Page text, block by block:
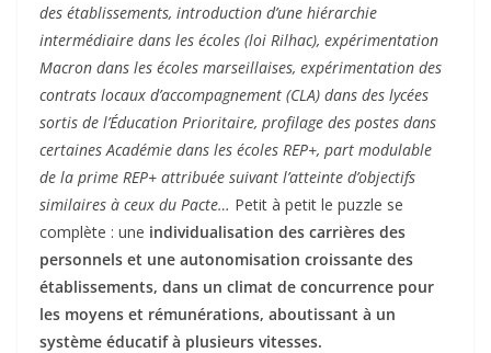
des établissements, introduction d’une hiérarchie
intermédiaire dans les écoles (loi Rilhac), expérimentation
Macron dans les écoles marseillaises, expérimentation des
contrats locaux d’accompagnement (CLA) dans des lycées
sortis de l’Éducation Prioritaire, profilage des postes dans
certaines Académie dans les écoles REP+, part modulable
de la prime REP+ attribuée suivant l’atteinte d’objectifs
similaires à ceux du Pacte… Petit à petit le puzzle se
complète : une individualisation des carrières des
personnels et une autonomisation croissante des
établissements, dans un climat de concurrence pour
les moyens et rémunérations, aboutissant à un
système éducatif à plusieurs vitesses.